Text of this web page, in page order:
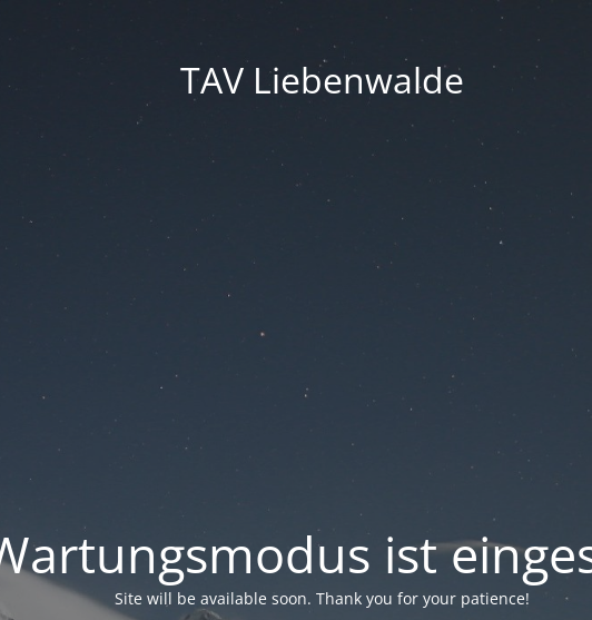
TAV Liebenwalde
ist
Site will be available soon. Thank you for your patience!